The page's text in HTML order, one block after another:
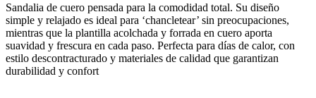
Sandalia de cuero pensada para la comodidad total. Su diseño
simple y relajado es ideal para ‘chancletear’ sin preocupaciones,
mientras que la plantilla acolchada y forrada en cuero aporta
suavidad y frescura en cada paso. Perfecta para días de calor, con
estilo descontracturado y materiales de calidad que garantizan
durabilidad y confort